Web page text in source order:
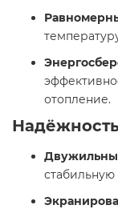
отопление.​
стабильную